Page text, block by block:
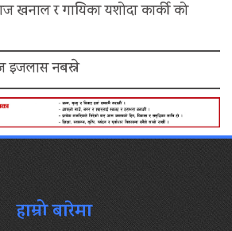
खनाल र गायिका यशोदा कार्की को
इजलास नबस्ने
हाम्रो बारेमा